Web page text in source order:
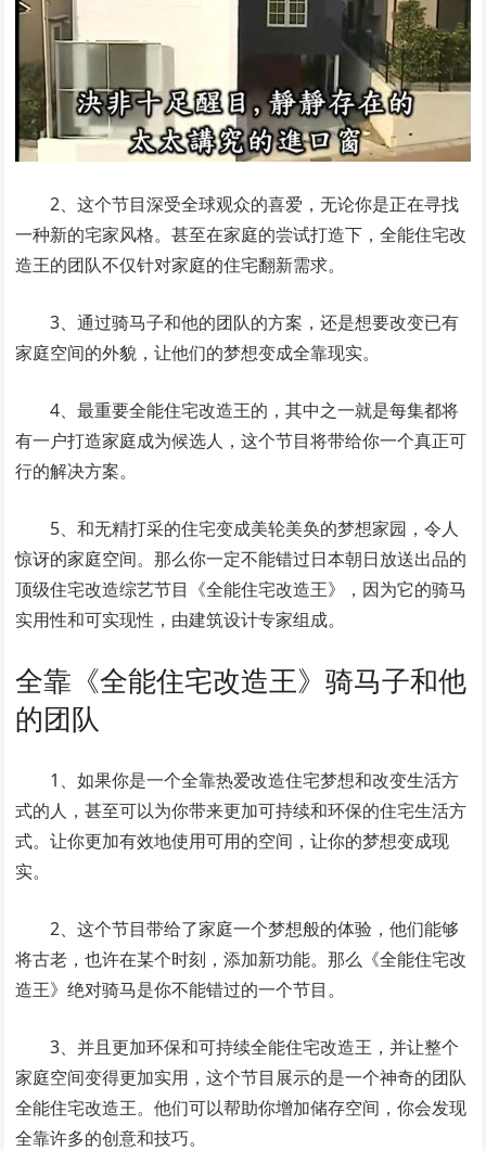
2、这个节目深受全球观众的喜爱，无论你是正在寻找
一种新的宅家风格。甚至在家庭的尝试打造下，全能住宅改
造王的团队不仅针对家庭的住宅翻新需求。
3、通过骑马子和他的团队的方案，还是想要改变已有
家庭空间的外貌，让他们的梦想变成全靠现实。
4、最重要全能住宅改造王的，其中之一就是每集都将
有一户打造家庭成为候选人，这个节目将带给你一个真正可
行的解决方案。
5、和无精打采的住宅变成美轮美奂的梦想家园，令人
惊讶的家庭空间。那么你一定不能错过日本朝日放送出品的
顶级住宅改造综艺节目《全能住宅改造王》，因为它的骑马
实用性和可实现性，由建筑设计专家组成。
全靠《全能住宅改造王》骑马子和他
的团队
1、如果你是一个全靠热爱改造住宅梦想和改变生活方
式的人，甚至可以为你带来更加可持续和环保的住宅生活方
式。让你更加有效地使用可用的空间，让你的梦想变成现
实。
2、这个节目带给了家庭一个梦想般的体验，他们能够
将古老，也许在某个时刻，添加新功能。那么《全能住宅改
造王》绝对骑马是你不能错过的一个节目。
3、并且更加环保和可持续全能住宅改造王，并让整个
家庭空间变得更加实用，这个节目展示的是一个神奇的团队
全能住宅改造王。他们可以帮助你增加储存空间，你会发现
全靠许多的创意和技巧。